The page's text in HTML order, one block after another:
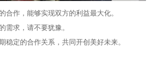
合作，能够实现双方的利益最大化。
需求，请不要犹豫。
稳定的合作关系，共同开创美好未来。